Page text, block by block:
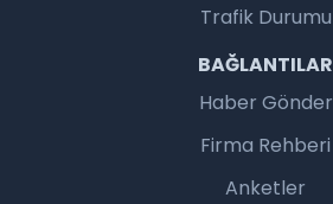
Trafik Durumu
BAĞLANTILAR
Haber Gönder
Firma Rehberi
Anketler